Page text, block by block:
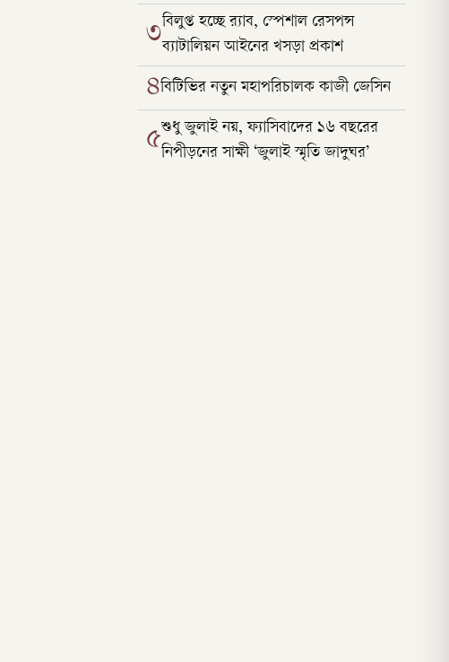
৩বিলুপ্ত হচ্ছে র‍্যাব, স্পেশাল রেসপন্স
ব্যাটালিয়ন আইনের খসড়া প্রকাশ
৪বিটিভির নতুন মহাপরিচালক কাজী জেসিন
৫শুধু জুলাই নয়, ফ্যাসিবাদের ১৬ বছরের
নিপীড়নের সাক্ষী ‘জুলাই স্মৃতি জাদুঘর’